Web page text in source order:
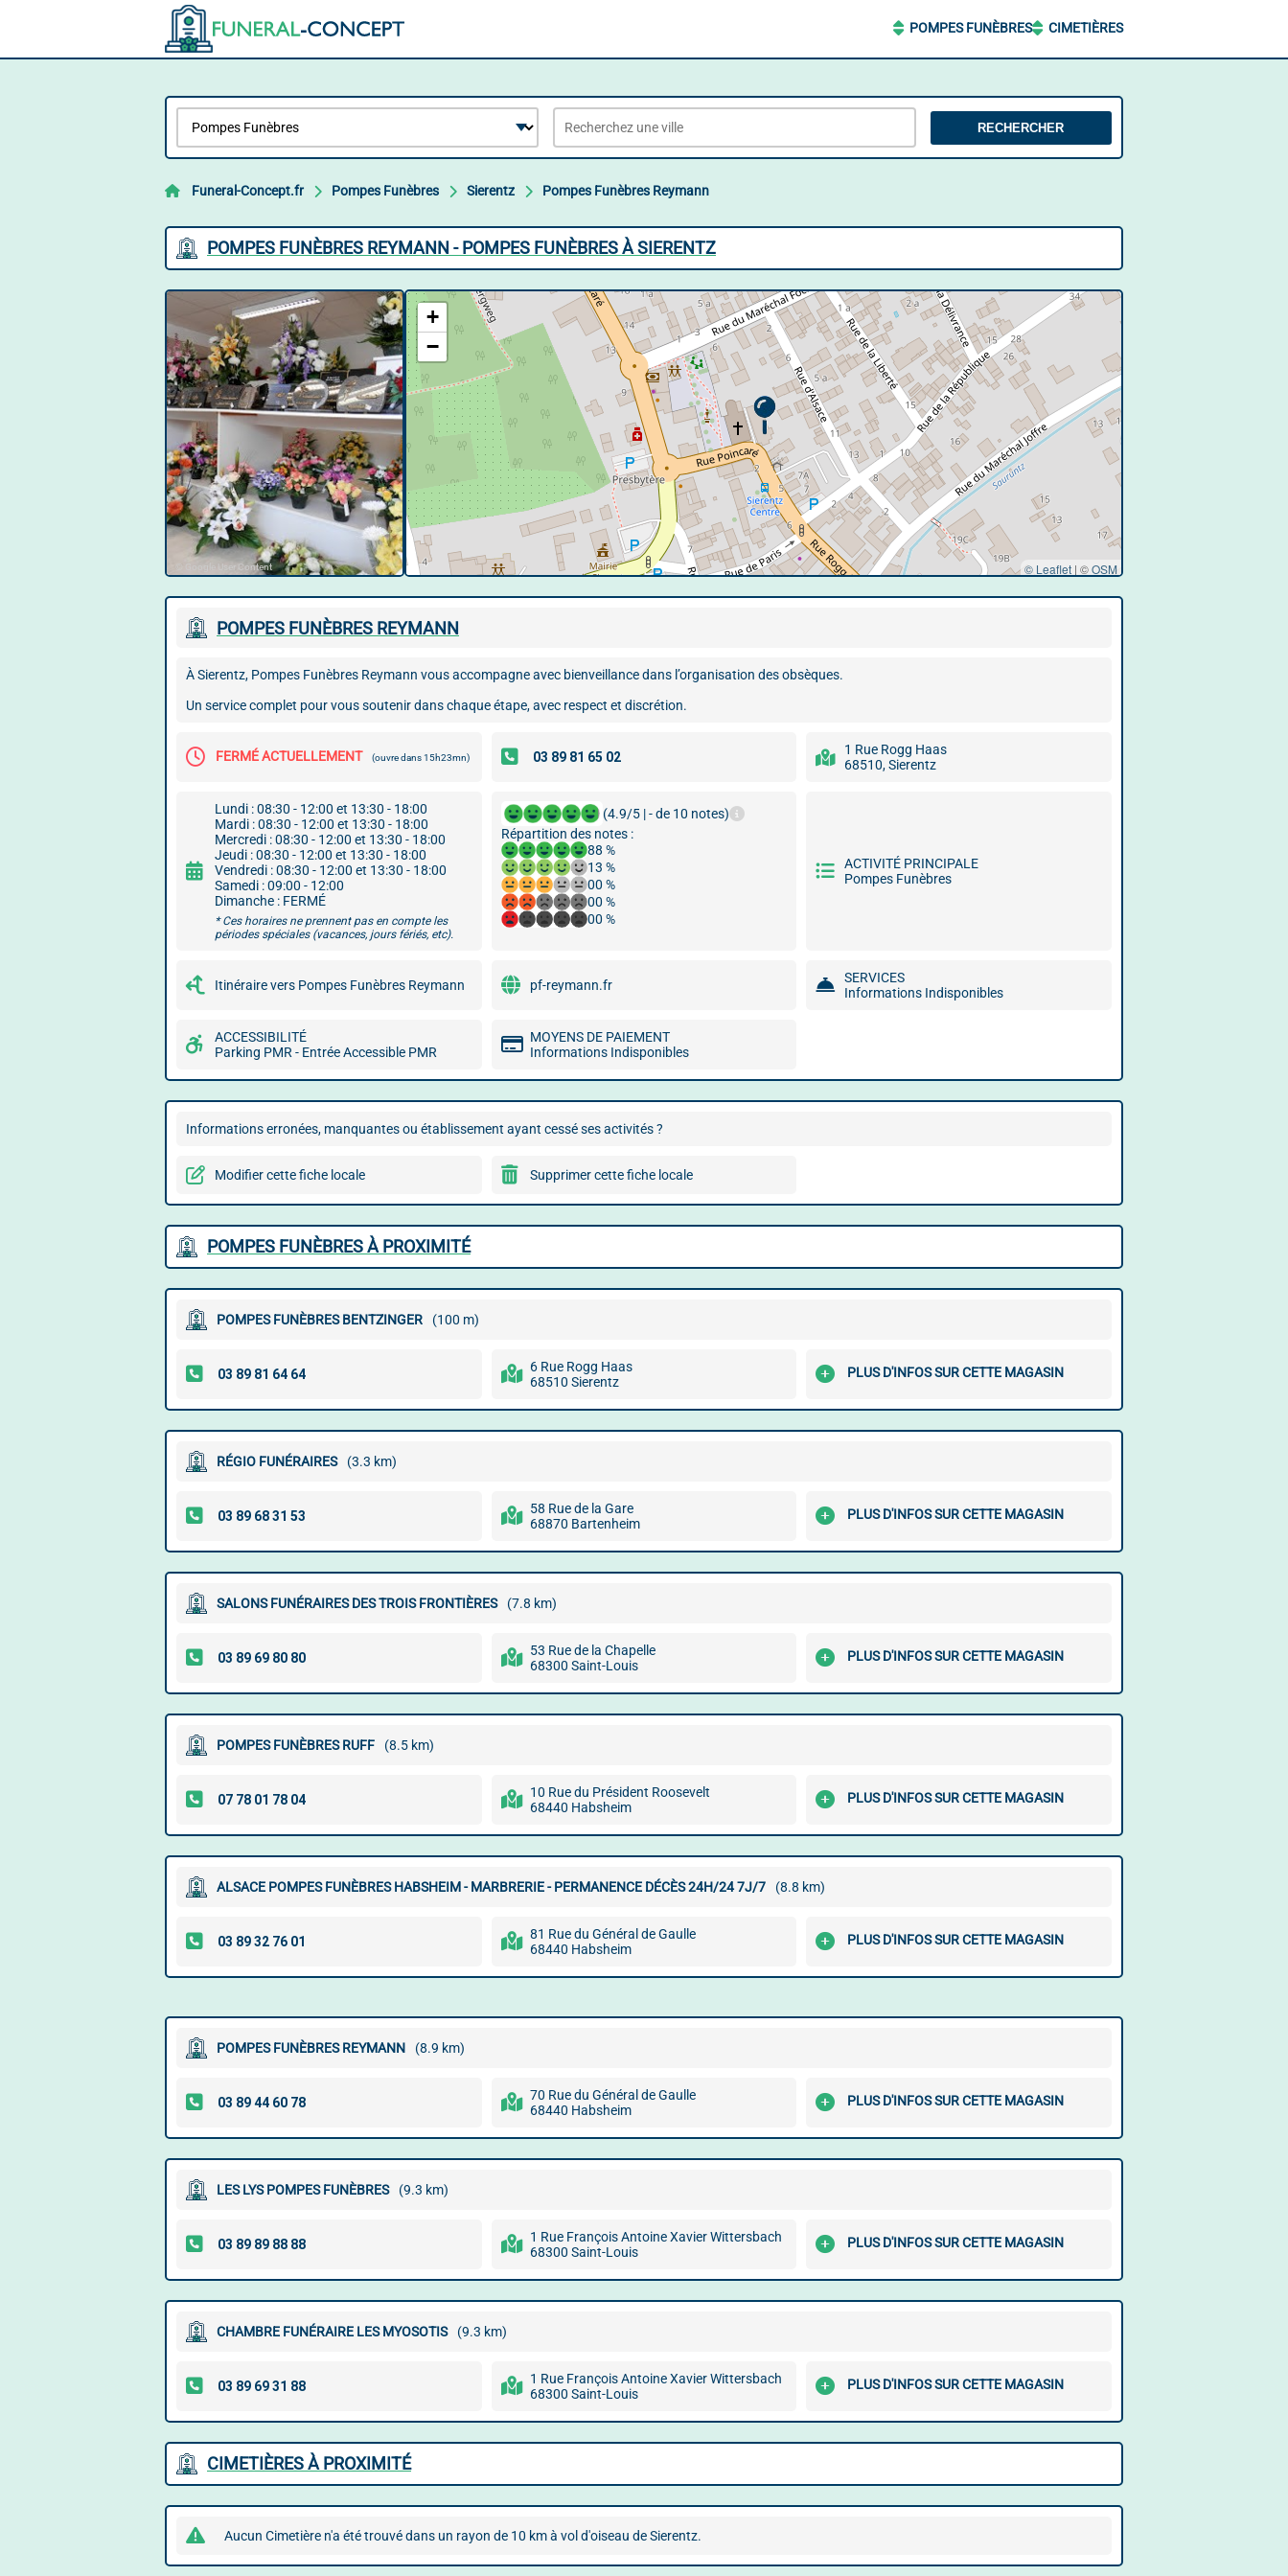
POMPES FUNÈBRES CIMETIÈRES
RECHERCHER
Funeral-Concept.fr Pompes Funèbres Sierentz Pompes Funèbres Reymann
POMPES FUNÈBRES REYMANN - POMPES FUNÈBRES À SIERENTZ
© Google User Content
+
−
© Leaflet | ©OSM
POMPES FUNÈBRES REYMANN
À Sierentz, Pompes Funèbres Reymann vous accompagne avec bienveillance dans l’organisation des obsèques.
Un service complet pour vous soutenir dans chaque étape, avec respect et discrétion.
FERMÉ ACTUELLEMENT (ouvre dans 15h23mn)
1 Rue Rogg Haas
68510, Sierentz
Lundi : 08:30 - 12:00 et 13:30 - 18:00
Mardi : 08:30 - 12:00 et 13:30 - 18:00
Mercredi : 08:30 - 12:00 et 13:30 - 18:00
Jeudi : 08:30 - 12:00 et 13:30 - 18:00
Vendredi : 08:30 - 12:00 et 13:30 - 18:00
Samedi : 09:00 - 12:00
Dimanche : FERMÉ
* Ces horaires ne prennent pas en compte les
périodes spéciales (vacances, jours fériés, etc).
(4.9/5 | - de 10 notes)
Répartition des notes :
88 %
13 %
00 %
00 %
00 %
ACTIVITÉ PRINCIPALE
Pompes Funèbres
Itinéraire vers Pompes Funèbres Reymann pf-reymann.fr
SERVICES
Informations Indisponibles
ACCESSIBILITÉ
Parking PMR - Entrée Accessible PMR
MOYENS DE PAIEMENT
Informations Indisponibles
Informations erronées, manquantes ou établissement ayant cessé ses activités ?
Modifier cette fiche locale Supprimer cette fiche locale
POMPES FUNÈBRES À PROXIMITÉ
POMPES FUNÈBRES BENTZINGER (100 m)
6 Rue Rogg Haas
68510 Sierentz
PLUS D'INFOS SUR CETTE MAGASIN
RÉGIO FUNÉRAIRES (3.3 km)
58 Rue de la Gare
68870 Bartenheim
PLUS D'INFOS SUR CETTE MAGASIN
SALONS FUNÉRAIRES DES TROIS FRONTIÈRES (7.8 km)
53 Rue de la Chapelle
68300 Saint-Louis
PLUS D'INFOS SUR CETTE MAGASIN
POMPES FUNÈBRES RUFF (8.5 km)
10 Rue du Président Roosevelt
68440 Habsheim
PLUS D'INFOS SUR CETTE MAGASIN
ALSACE POMPES FUNÈBRES HABSHEIM - MARBRERIE - PERMANENCE DÉCÈS 24H/24 7J/7 (8.8 km)
81 Rue du Général de Gaulle
68440 Habsheim
PLUS D'INFOS SUR CETTE MAGASIN
POMPES FUNÈBRES REYMANN (8.9 km)
70 Rue du Général de Gaulle
68440 Habsheim
PLUS D'INFOS SUR CETTE MAGASIN
LES LYS POMPES FUNÈBRES (9.3 km)
1 Rue François Antoine Xavier Wittersbach
68300 Saint-Louis
PLUS D'INFOS SUR CETTE MAGASIN
CHAMBRE FUNÉRAIRE LES MYOSOTIS (9.3 km)
1 Rue François Antoine Xavier Wittersbach
68300 Saint-Louis
PLUS D'INFOS SUR CETTE MAGASIN
CIMETIÈRES À PROXIMITÉ
Aucun Cimetière n'a été trouvé dans un rayon de 10 km à vol d'oiseau de Sierentz.